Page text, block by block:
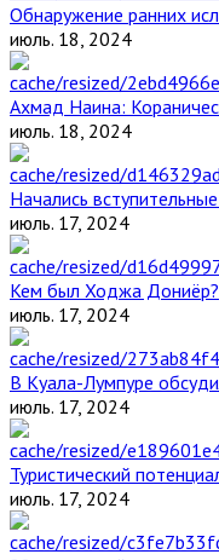
Обнаружение ранних
июль. 18, 2024
Ахмад Наина:
июль. 18, 2024
Начались
июль. 17, 2024
Кем был Ходжа Дониёр?
июль. 17, 2024
В Куала-Лумпуре
июль. 17, 2024
Туристический
июль. 17, 2024